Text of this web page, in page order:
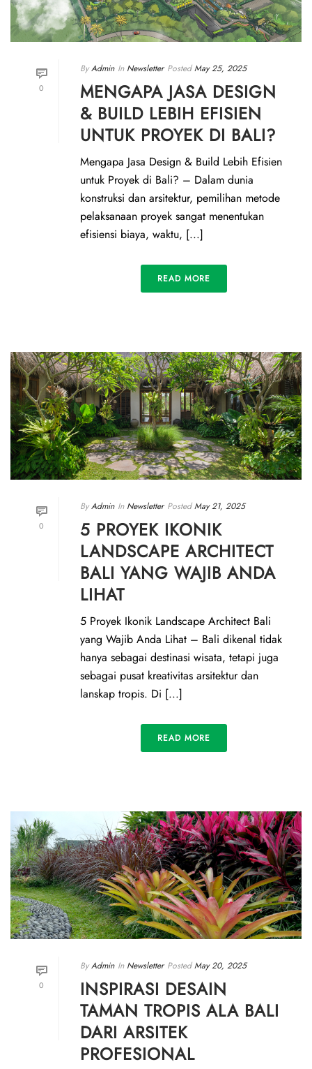
0
By Admin In Newsletter Posted May 25, 2025
MENGAPA JASA DESIGN
& BUILD LEBIH EFISIEN
UNTUK PROYEK DI BALI?
Mengapa Jasa Design & Build Lebih Efisien
untuk Proyek di Bali? – Dalam dunia
konstruksi dan arsitektur, pemilihan metode
pelaksanaan proyek sangat menentukan
efisiensi biaya, waktu, [...]
READ MORE
0
By Admin In Newsletter Posted May 21, 2025
5 PROYEK IKONIK
LANDSCAPE ARCHITECT
BALI YANG WAJIB ANDA
LIHAT
5 Proyek Ikonik Landscape Architect Bali
yang Wajib Anda Lihat – Bali dikenal tidak
hanya sebagai destinasi wisata, tetapi juga
sebagai pusat kreativitas arsitektur dan
lanskap tropis. Di [...]
READ MORE
0
By Admin In Newsletter Posted May 20, 2025
INSPIRASI DESAIN
TAMAN TROPIS ALA BALI
DARI ARSITEK
PROFESIONAL